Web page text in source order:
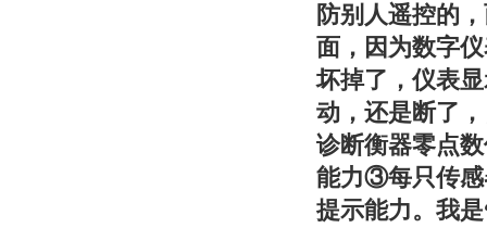
防别人遥控的
面，因为数字
坏掉了，仪表
动，还是断了
诊断衡器零点
能力③每只传感
提示能力。我